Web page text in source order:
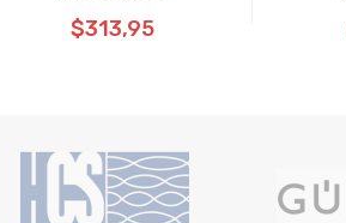
$313,95